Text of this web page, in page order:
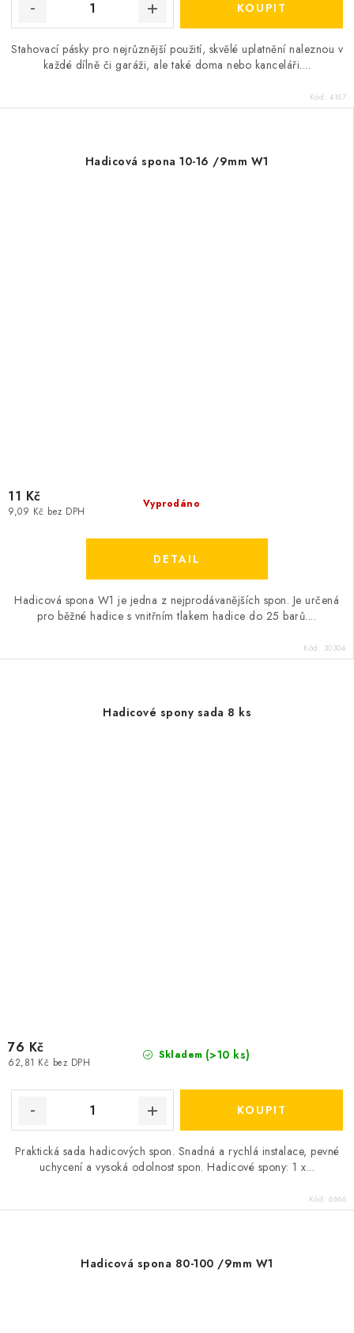
Stahovací pásky pro nejrůznější použití, skvělé uplatnění naleznou v
každé dílně či garáži, ale také doma nebo kanceláři....
Kód: 4167
Hadicová spona 10-16 /9mm W1
Vyprodáno
9,09 Kč bez DPH
11 Kč
Hadicová spona W1 je jedna z nejprodávanějších spon. Je určená
pro běžné hadice s vnitřním tlakem hadice do 25 barů....
Kód: 30304
Hadicové spony sada 8 ks
Skladem (>10 ks)
62,81 Kč bez DPH
76 Kč
Praktická sada hadicových spon. Snadná a rychlá instalace, pevné
uchycení a vysoká odolnost spon. Hadicové spony: 1 x...
Kód: 6666
Hadicová spona 80-100 /9mm W1